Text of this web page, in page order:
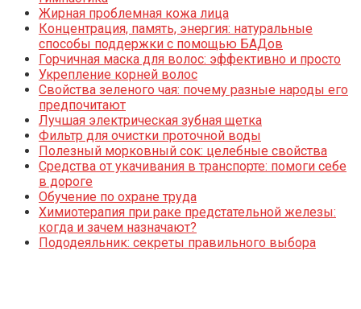
Жирная проблемная кожа лица
Концентрация, память, энергия: натуральные
способы поддержки с помощью БАДов
Горчичная маска для волос: эффективно и просто
Укрепление корней волос
Свойства зеленого чая: почему разные народы его
предпочитают
Лучшая электрическая зубная щетка
Фильтр для очистки проточной воды
Полезный морковный сок: целебные свойства
Средства от укачивания в транспорте: помоги себе
в дороге
Обучение по охране труда
Химиотерапия при раке предстательной железы:
когда и зачем назначают?
Пододеяльник: секреты правильного выбора